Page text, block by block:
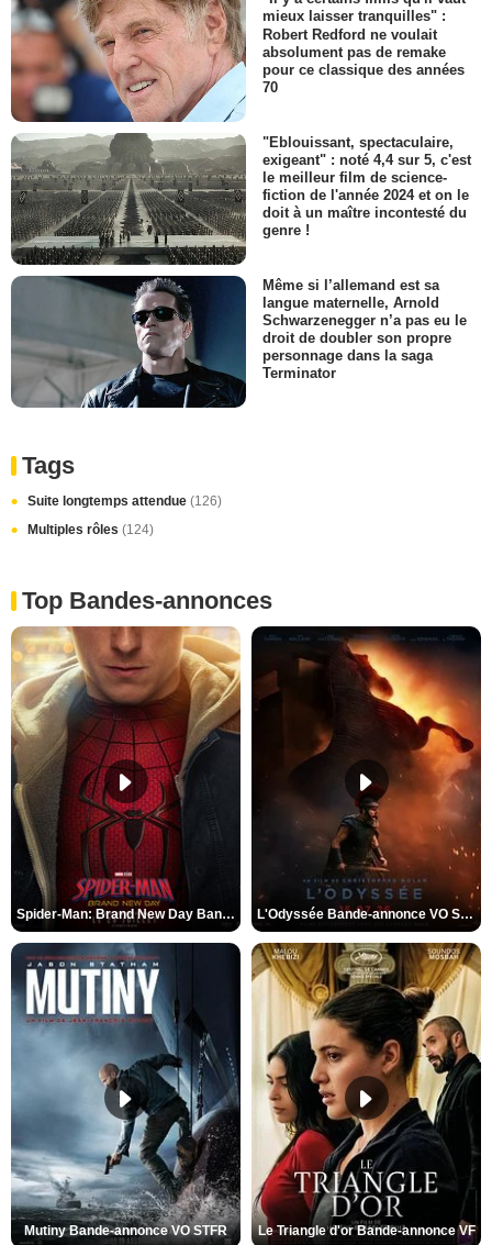
mieux laisser tranquilles" :
Robert Redford ne voulait
absolument pas de remake
pour ce classique des années
70
"Eblouissant, spectaculaire,
exigeant" : noté 4,4 sur 5, c'est
le meilleur film de science-
fiction de l'année 2024 et on le
doit à un maître incontesté du
genre !
Même si l’allemand est sa
langue maternelle, Arnold
Schwarzenegger n’a pas eu le
droit de doubler son propre
personnage dans la saga
Terminator
Tags
Suite longtemps attendue (126)
Multiples rôles (124)
Top Bandes-annonces
Spider-Man: Brand New Day Bande-annonce VO STFR L'Odyssée Bande-annonce VO STFR
Mutiny Bande-annonce VO STFR Le Triangle d'or Bande-annonce VF